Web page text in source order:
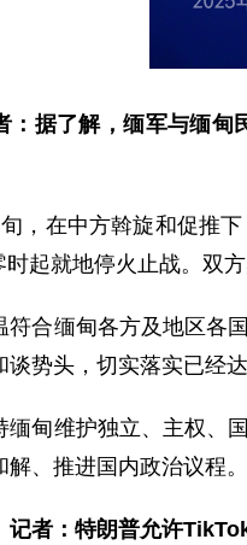
：据了解，缅军与缅甸
，在中方斡旋和促推
起就地停火止战。双
符合缅甸各方及地区各
势头，切实落实已经
缅甸维护独立、主权、
、推进国内政治议程
记者：特朗普允许